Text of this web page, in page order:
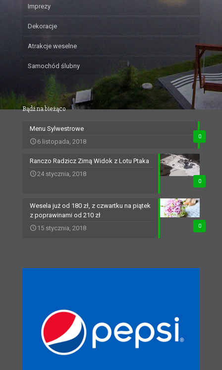
Imprezy
Dekoracje
Atrakcje weselne
Samochód ślubny
Bądź na bieżąco
0
Menu Sylwestrowe
6 listopada, 2018
0
Ranczo Radzicz Zimą Widok z Lotu Ptaka
24 stycznia, 2018
0
Wesela już od 180 zł, z czwartku na piątek
z poprawinami od 210 zł
15 stycznia, 2018